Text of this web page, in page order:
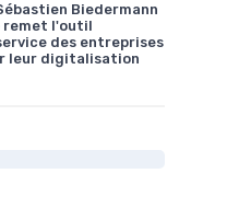
Biedermann
remet l'outil
des entreprises
leur digitalisation